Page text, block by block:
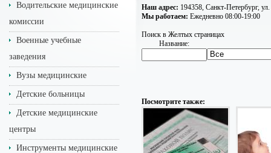
Водительские медицинские
комиссии
Военные учебные
заведения
Вузы медицинские
Детские больницы
Детские медицинские
центры
Инструменты медицинские
Наш адрес: 194358, Санкт-Петербург,
Мы работаем: Ежедневно 08:00-19:00
Поиск в Желтых страницах
Название:
Посмотрите также: